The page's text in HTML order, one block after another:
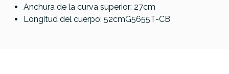
Anchura de la curva superior: 27cm
Longitud del cuerpo: 52cmG5655T-CB
175,00 € 167,00 € 166,00 €